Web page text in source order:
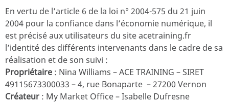
En vertu de l’article 6 de la loi n° 2004-575 du 21 juin
2004 pour la confiance dans l’économie numérique, il
est précisé aux utilisateurs du site acetraining.fr
l’identité des différents intervenants dans le cadre de sa
réalisation et de son suivi :
Propriétaire : Nina Williams – ACE TRAINING – SIRET
49115673300033 – 4, rue Bonaparte – 27200 Vernon
Créateur : My Market Office – Isabelle Dufresne